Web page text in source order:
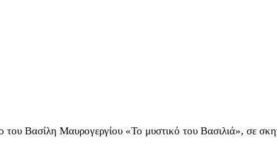
Βασίλη Μαυρογεργίου «Το μυστικό του Βασιλιά», σε